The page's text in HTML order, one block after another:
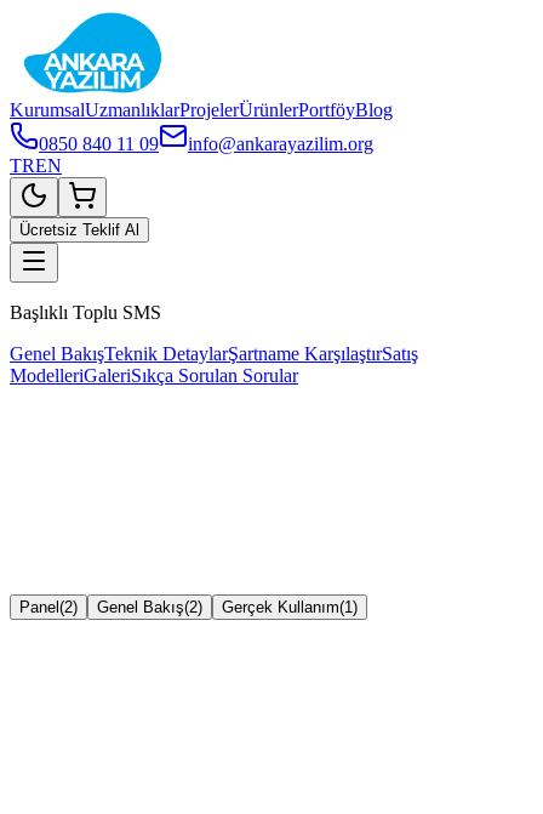
KurumsalUzmanlıklarProjelerÜrünlerPortföyBlog
0850 840 11 09
info@ankarayazilim.org
TREN
Ücretsiz Teklif Al
Başlıklı Toplu SMS
Genel BakışTeknik DetaylarŞartname KarşılaştırSatış
ModelleriGaleriSıkça Sorulan Sorular
Panel (2) Genel Bakış(2) Gerçek Kullanım(1 )